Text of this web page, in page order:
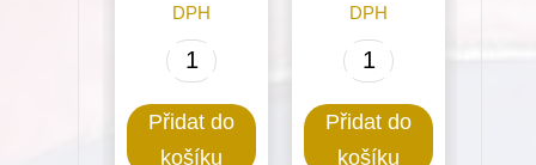
DPH
R186
pro
Přidat do
košíku
DPH
0467
Chapač
Přidat do
košíku